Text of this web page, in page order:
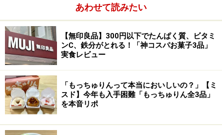
恵比寿、広尾から徒歩圏内にあるお店は間口も小さく、
一見洋菓子店には見えないような雰囲気。まさに隠れ家
です。
１Fはバーになり２Fはソファー席。
あわせて読みたい
【無印良品】300円以下でたんぱく質、ビタミ
ンC、鉄分がとれる！「神コスパお菓子3品」
実食レビュー
「もっちゅりんって本当においしいの？」【ミ
スド】今年も入手困難「もっちゅりん全3品」
を本音リポ